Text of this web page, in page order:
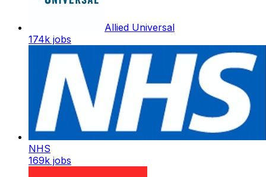
Allied Universal
174k jobs
NHS
169k jobs